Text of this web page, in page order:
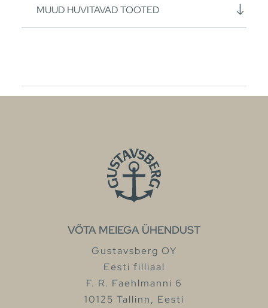
MUUD HUVITAVAD TOOTED
VÕTA MEIEGA ÜHENDUST
Gustavsberg OY
Eesti filliaal
F. R. Faehlmanni 6
10125 Tallinn, Eesti